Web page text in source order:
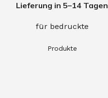
Lieferung in 5–14 Tagen
für bedruckte
Produkte